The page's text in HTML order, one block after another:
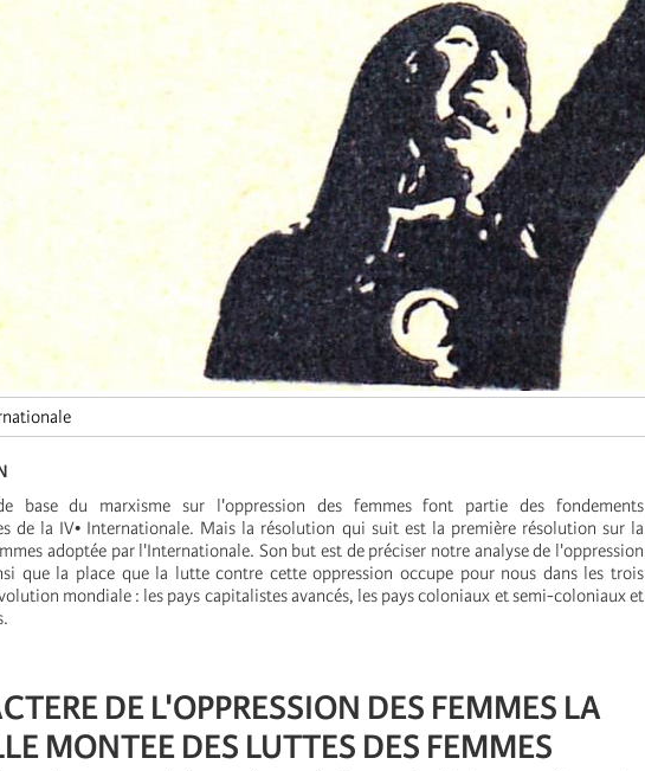
base du marxisme sur l'oppression des femmes font partie des fondements
de la IV• Internationale. Mais la résolution qui suit est la première résolution sur la
adoptée par l'Internationale. Son but est de préciser notre analyse de l'oppression
que la place que la lutte contre cette oppression occupe pour nous dans les trois
mondiale : les pays capitalistes avancés, les pays coloniaux et semi-coloniaux et
DE L'OPPRESSION DES FEMMES LA
MONTEE DES LUTTES DES FEMMES